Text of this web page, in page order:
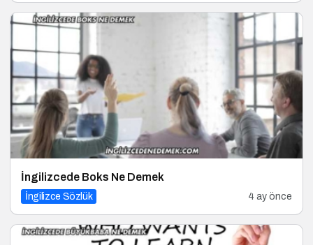
İngilizcede Boks Ne Demek
İngilizce Sözlük 4 ay önce